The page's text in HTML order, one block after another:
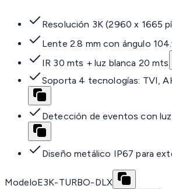
Resolución 3K (2960 x 1665
Lente 2.8 mm con ángulo
IR 30 mts + luz blanca 20 mts
Soporta 4 tecnologías: TVI,
Detección de eventos con
Diseño metálico IP67 para
ModeloE3K-TURBO-DLX